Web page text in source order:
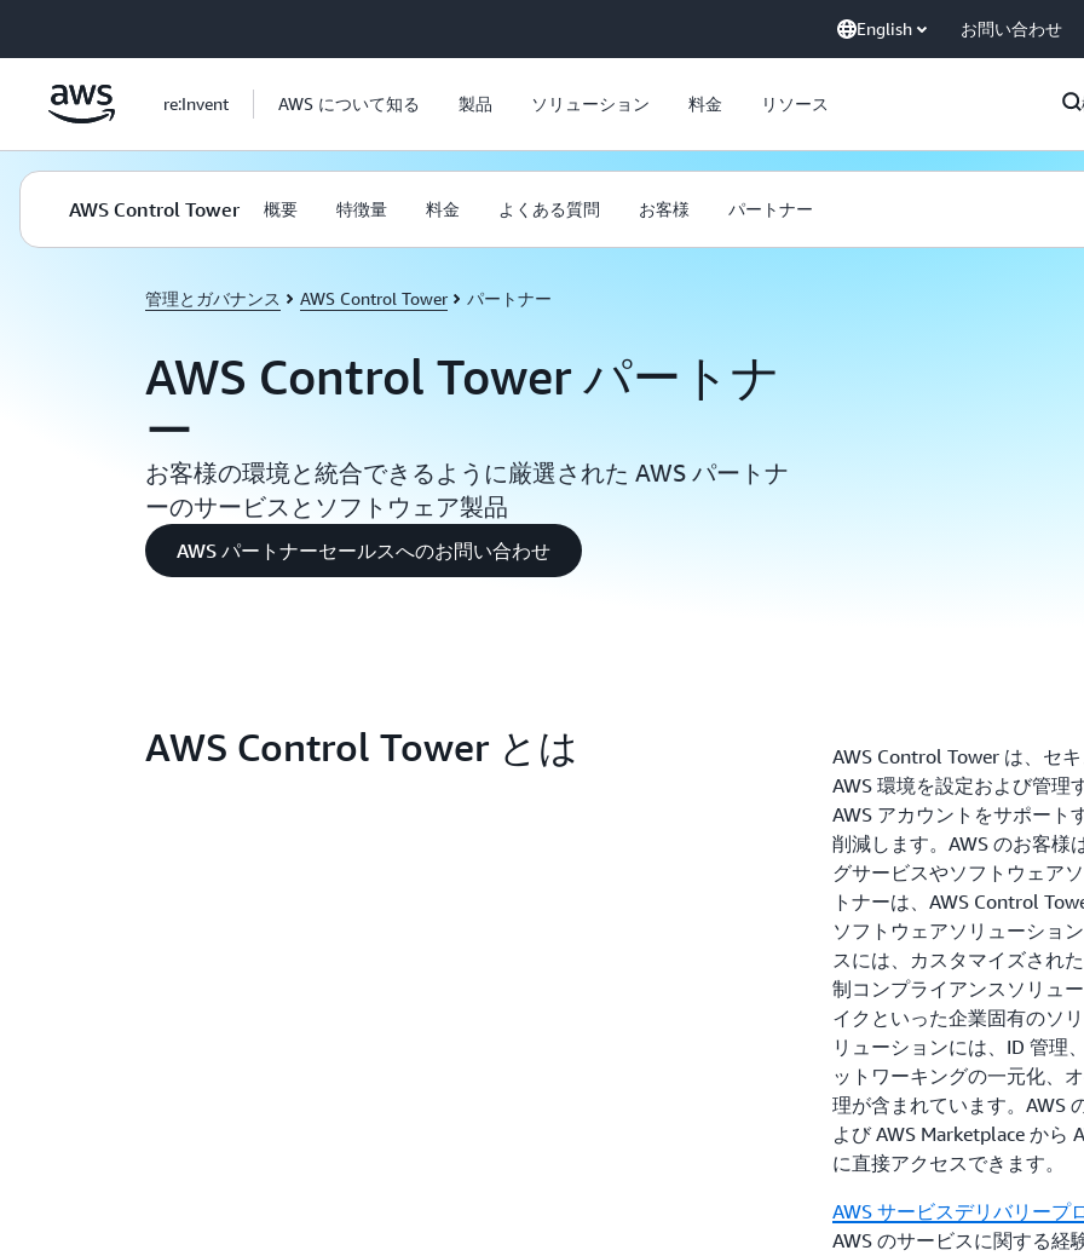
English お問い合わせ
re:Invent AWS について知る 製品 ソリューション 料金 リソース
AWS Control Tower 概要 特徴量 料金 よくある質問 お客様 パートナー
管理とガバナンス AWS Control Tower パートナー
AWS Control Tower パートナ
ー
お客様の環境と統合できるように厳選された AWS パートナ
ーのサービスとソフトウェア製品
AWS パートナーセールスへのお問い合わせ
AWS Control Tower とは
AWS Control Tower は、セ
AWS 環境を設定および管理
AWS アカウントをサポート
削減します。AWS のお客様
グサービスやソフトウェア
トナーは、AWS Control
ソフトウェアソリューショ
スには、カスタマイズされ
制コンプライアンスソリュ
イクといった企業固有のソ
リューションには、ID 管理
ットワーキングの一元化、
理が含まれています。AWS
よび AWS Marketplace から
に直接アクセスできます。
AWS サービスデリバリープ
AWS のサービスに関する経